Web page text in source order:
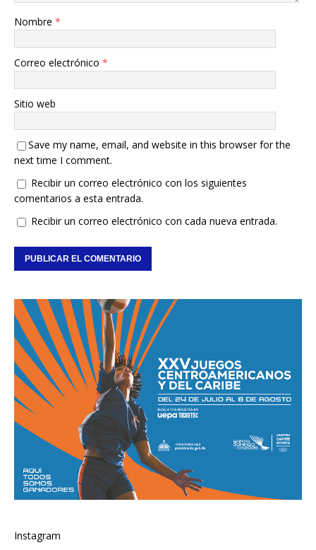
Nombre *
Correo electrónico *
Sitio web
Save my name, email, and website in this browser for the
next time I comment.
Recibir un correo electrónico con los siguientes
comentarios a esta entrada.
Recibir un correo electrónico con cada nueva entrada.
Instagram